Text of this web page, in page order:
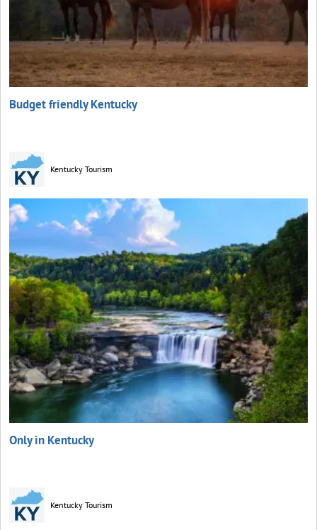
Budget friendly Kentucky
Kentucky Tourism
Only in Kentucky
Kentucky Tourism